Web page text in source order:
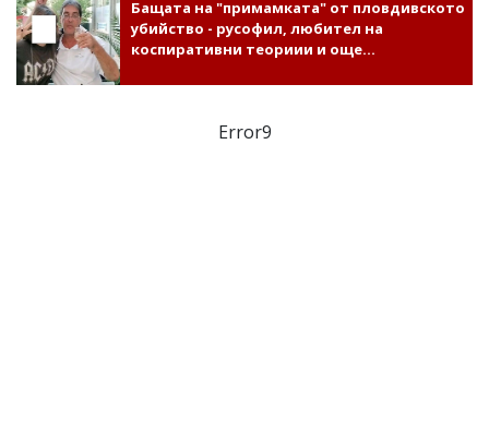
Бащата на "примамката" от пловдивското
убийство - русофил, любител на
коспиративни теориии и още...
Error9